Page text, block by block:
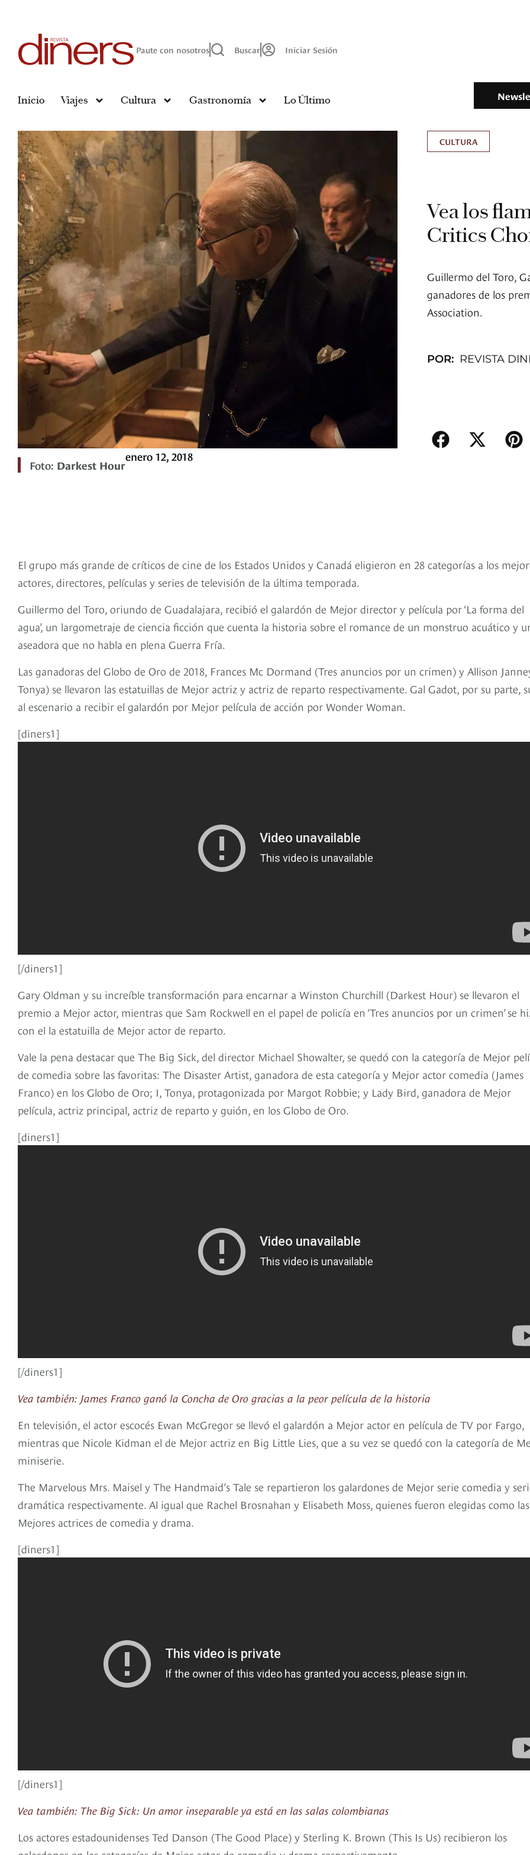
Paute con nosotros Buscar Iniciar Sesión
Inicio Viajes Cultura Gastronomía Lo Último
Foto: Darkest Hour
enero 12, 2018
CULTURA
Vea los
Critics
Guillermo del Toro,
ganadores de los
Association.
POR: REVISTA
El grupo más grande de críticos de cine de los Estados Unidos y Canadá eligieron en 28 categorías a los
actores, directores, películas y series de televisión de la última temporada.
Guillermo del Toro, oriundo de Guadalajara, recibió el galardón de Mejor director y película por ‘La forma del
agua’, un largometraje de ciencia ficción que cuenta la historia sobre el romance de un monstruo acuático y
aseadora que no habla en plena Guerra Fría.
Las ganadoras del Globo de Oro de 2018, Frances Mc Dormand (Tres anuncios por un crimen) y Allison
Tonya) se llevaron las estatuillas de Mejor actriz y actriz de reparto respectivamente. Gal Gadot, por su parte,
al escenario a recibir el galardón por Mejor película de acción por Wonder Woman.
[diners1]
[/diners1]
Gary Oldman y su increíble transformación para encarnar a Winston Churchill (Darkest Hour) se llevaron el
premio a Mejor actor, mientras que Sam Rockwell en el papel de policía en ‘Tres anuncios por un crimen’ se
con el la estatuilla de Mejor actor de reparto.
Vale la pena destacar que The Big Sick, del director Michael Showalter, se quedó con la categoría de Mejor
de comedia sobre las favoritas: The Disaster Artist, ganadora de esta categoría y Mejor actor comedia (James
Franco) en los Globo de Oro; I, Tonya, protagonizada por Margot Robbie; y Lady Bird, ganadora de Mejor
película, actriz principal, actriz de reparto y guión, en los Globo de Oro.
[diners1]
[/diners1]
Vea también: James Franco ganó la Concha de Oro gracias a la peor película de la historia
En televisión, el actor escocés Ewan McGregor se llevó el galardón a Mejor actor en película de TV por Fargo,
mientras que Nicole Kidman el de Mejor actriz en Big Little Lies, que a su vez se quedó con la categoría de
miniserie.
The Marvelous Mrs. Maisel y The Handmaid’s Tale se repartieron los galardones de Mejor serie comedia y
dramática respectivamente. Al igual que Rachel Brosnahan y Elisabeth Moss, quienes fueron elegidas como las
Mejores actrices de comedia y drama.
[diners1]
[/diners1]
Vea también: The Big Sick: Un amor inseparable ya está en las salas colombianas
Los actores estadounidenses Ted Danson (The Good Place) y Sterling K. Brown (This Is Us) recibieron los